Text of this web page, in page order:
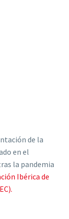
de la
en el
la pandemia
Ibérica de